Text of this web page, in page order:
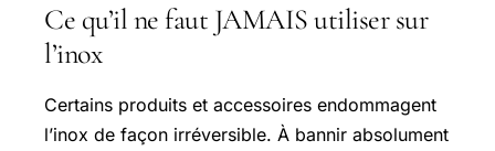
Ce qu’il ne faut JAMAIS utiliser sur
l’inox
Certains produits et accessoires endommagent
l’inox de façon irréversible. À bannir absolument